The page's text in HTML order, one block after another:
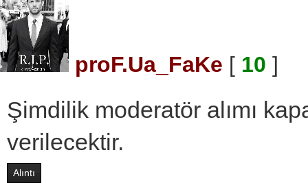
proF.Ua_FaKe [ 10 ]
Şimdilik moderatör alımı
verilecektir.
Alıntı